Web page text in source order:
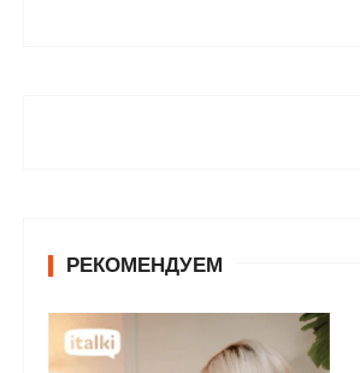
РЕКОМЕНДУЕМ